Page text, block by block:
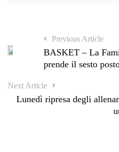
Previous Article
BASKET – La
prende il sesto
Next Article
Lunedì ripresa degli